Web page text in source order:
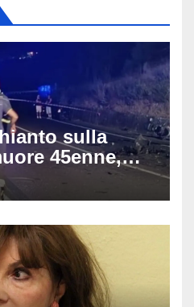
sulla
45enne,
un suv e